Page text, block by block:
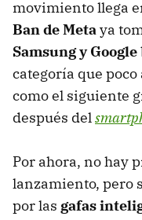
movimiento llega
Ban de Metaya
Samsung y Google
categoría que
como el siguiente
después del
Por ahora, no hay
lanzamiento, pero
por las gafas